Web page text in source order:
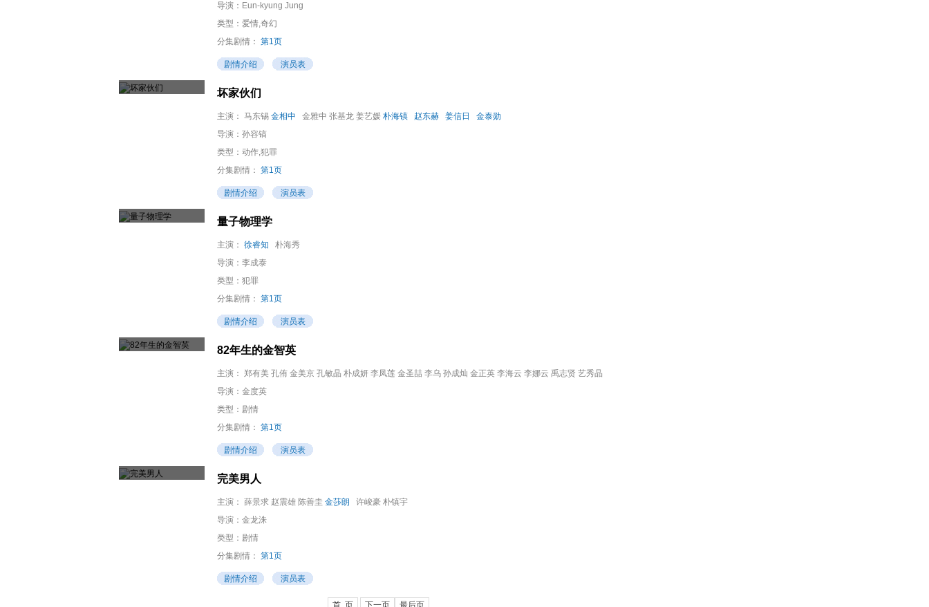
导演： Eun-kyung Jung
类型：爱情,奇幻
分集剧情： 第1页
剧情介绍 演员表
坏家伙们
主演： 马东锡 金相中 金雅中 张基龙 姜艺媛 朴海镇 赵东赫 姜信日
金泰勋
导演： 孙容镐
类型：动作,犯罪
分集剧情： 第1页
剧情介绍 演员表
量子物理学
主演： 徐睿知
朴海秀
导演： 李成泰
类型：犯罪
分集剧情： 第1页
剧情介绍 演员表
82年生的金智英
主演： 郑有美 孔侑 金美京 孔敏晶 朴成妍 李凤莲 金圣喆 李乌 孙成灿 金正英 李海云 李娜云 禹志贤 艺秀晶
廉惠兰
导演： 金度英
类型：剧情
分集剧情： 第1页
剧情介绍 演员表
完美男人
主演： 薛景求 赵震雄 陈善圭 金莎朗
许峻豪 朴镇宇
导演： 金龙洙
类型：剧情
分集剧情： 第1页
剧情介绍 演员表
首 页 下一页 最后页